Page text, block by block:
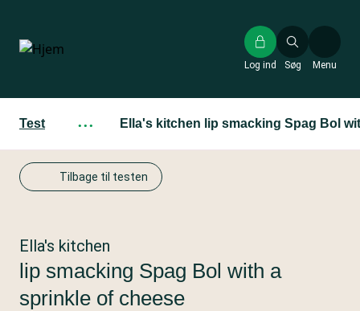
hovedindhold
Søg
Log ind Menu
Test ··· Ella's kitchen lip smacking Spag Bol
Tilbage til testen
Ella's kitchen
lip smacking Spag Bol with a
sprinkle of cheese